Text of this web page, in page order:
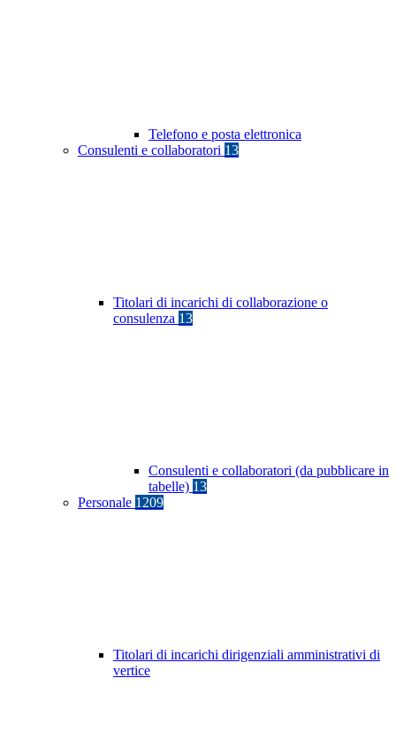
Telefono e posta elettronica
Consulenti e collaboratori 13
Titolari di incarichi di collaborazione o
consulenza 13
Consulenti e collaboratori (da pubblicare in
tabelle) 13
Personale 1209
Titolari di incarichi dirigenziali amministrativi di
vertice